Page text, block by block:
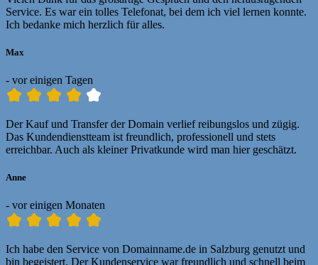
Service. Es war ein tolles Telefonat, bei dem ich viel lernen konnte.
Ich bedanke mich herzlich für alles.
Max
- vor einigen Tagen
Der Kauf und Transfer der Domain verlief reibungslos und zügig.
Das Kundendienstteam ist freundlich, professionell und stets
erreichbar. Auch als kleiner Privatkunde wird man hier geschätzt.
Anne
- vor einigen Monaten
Ich habe den Service von Domainname.de in Salzburg genutzt und
bin begeistert. Der Kundenservice war freundlich und schnell beim